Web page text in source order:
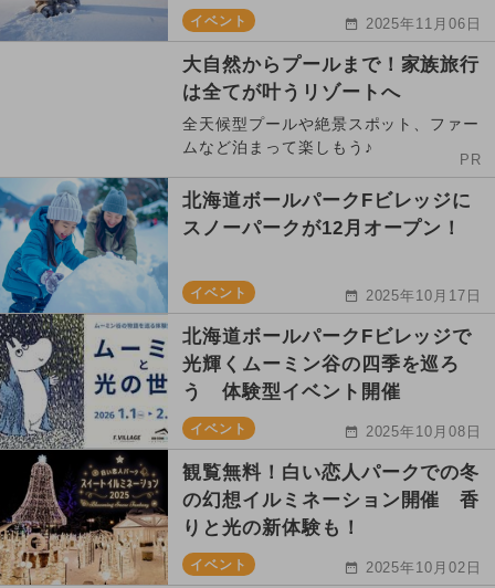
イベント 2025年11月06日
大自然からプールまで！家族旅行
は全てが叶うリゾートへ
全天候型プールや絶景スポット、ファー
ムなど泊まって楽しもう♪
PR
北海道ボールパークFビレッジに
スノーパークが12月オープン！
イベント 2025年10月17日
北海道ボールパークFビレッジで
光輝くムーミン谷の四季を巡ろ
う 体験型イベント開催
イベント 2025年10月08日
観覧無料！白い恋人パークでの冬
の幻想イルミネーション開催 香
りと光の新体験も！
イベント 2025年10月02日